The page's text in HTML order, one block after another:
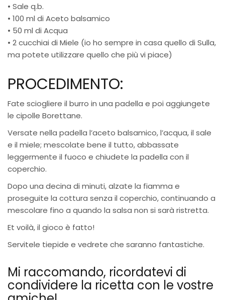
• Sale q.b.
• 100 ml di Aceto balsamico
• 50 ml di Acqua
• 2 cucchiai di Miele (io ho sempre in casa quello di Sulla,
ma potete utilizzare quello che più vi piace)
PROCEDIMENTO:
Fate sciogliere il burro in una padella e poi aggiungete
le cipolle Borettane.
Versate nella padella l’aceto balsamico, l’acqua, il sale
e il miele; mescolate bene il tutto, abbassate
leggermente il fuoco e chiudete la padella con il
coperchio.
Dopo una decina di minuti, alzate la fiamma e
proseguite la cottura senza il coperchio, continuando a
mescolare fino a quando la salsa non si sarà ristretta.
Et voilà, il gioco è fatto!
Servitele tiepide e vedrete che saranno fantastiche.
Mi raccomando, ricordatevi di
condividere la ricetta con le vostre